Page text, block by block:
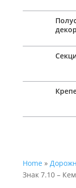
Home»
Знак 7.10 –